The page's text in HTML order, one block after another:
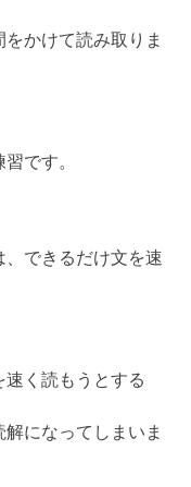
かけて読み取りま
です。
できるだけ文を速
く読もうとする
になってしまいま